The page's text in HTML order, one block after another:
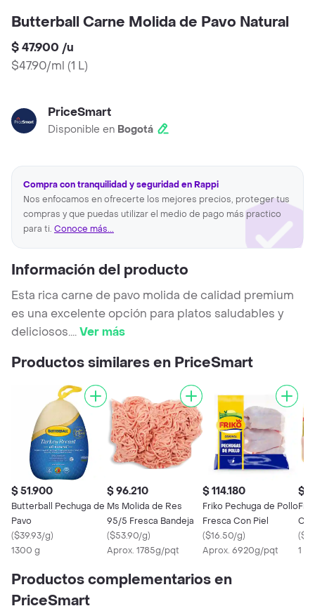
Butterball Carne Molida de Pavo Natural
$ 47.900 /u
$47.90/ml (1 L)
PriceSmart
Disponible en Bogotá
Compra con tranquilidad y seguridad en Rappi
Nos enfocamos en ofrecerte los mejores precios, proteger tus
compras y que puedas utilizar el medio de pago más practico
para ti. Conoce más...
Información del producto
Esta rica carne de pavo molida de calidad premium
es una excelente opción para platos saludables y
deliciosos....Ver más
Productos similares en PriceSmart
$ 51.900
Butterball Pechuga de
Pavo
($39.93/g)
1300 g
$ 96.210
Ms Molida de Res
95/5 Fresca Bandeja
($53.90/g)
Aprox. 1785g/pqt
$ 114.180
Friko Pechuga de Pollo
Fresca Con Piel
($16.50/g)
Aprox. 6920g/pqt
$
(
1 x
Productos complementarios en
PriceSmart